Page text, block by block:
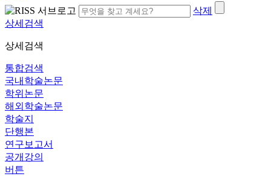
삭제
상세검색
상세검색
통합검색
국내학술논문
학위논문
해외학술논문
학술지
단행본
연구보고서
공개강의
버튼